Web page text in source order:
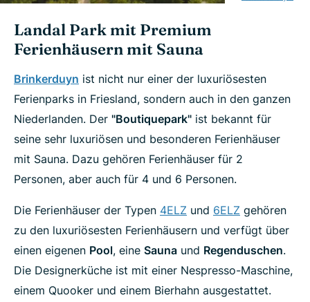
Landal Park mit Premium
Ferienhäusern mit Sauna
Brinkerduyn ist nicht nur einer der luxuriösesten
Ferienparks in Friesland, sondern auch in den ganzen
Niederlanden. Der "Boutiquepark" ist bekannt für
seine sehr luxuriösen und besonderen Ferienhäuser
mit Sauna. Dazu gehören Ferienhäuser für 2
Personen, aber auch für 4 und 6 Personen.
Die Ferienhäuser der Typen 4ELZ und 6ELZ gehören
zu den luxuriösesten Ferienhäusern und verfügt über
einen eigenen Pool, eine Sauna und Regenduschen.
Die Designerküche ist mit einer Nespresso-Maschine,
einem Quooker und einem Bierhahn ausgestattet.